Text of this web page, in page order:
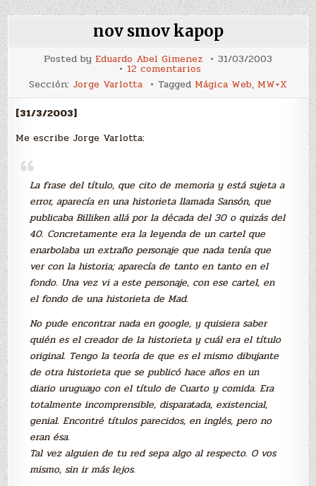
nov smov kapop
Posted by Eduardo Abel Gimenez 31/03/2003
12 comentarios
nov
smov
kapop
Sección: Jorge Varlotta Tagged Mágica Web, MW+X
[31/3/2003]
Me escribe Jorge Varlotta:
La frase del título, que cito de memoria y está sujeta a
error, aparecía en una historieta llamada Sansón, que
publicaba Billiken allá por la década del 30 o quizás del
40. Concretamente era la leyenda de un cartel que
enarbolaba un extraño personaje que nada tenía que
ver con la historia; aparecía de tanto en tanto en el
fondo. Una vez vi a este personaje, con ese cartel, en
el fondo de una historieta de Mad.
No pude encontrar nada en google, y quisiera saber
quién es el creador de la historieta y cuál era el título
original. Tengo la teoría de que es el mismo dibujante
de otra historieta que se publicó hace años en un
diario uruguayo con el título de Cuarto y comida. Era
totalmente incomprensible, disparatada, existencial,
genial. Encontré títulos parecidos, en inglés, pero no
eran ésa.
Tal vez alguien de tu red sepa algo al respecto. O vos
mismo, sin ir más lejos.